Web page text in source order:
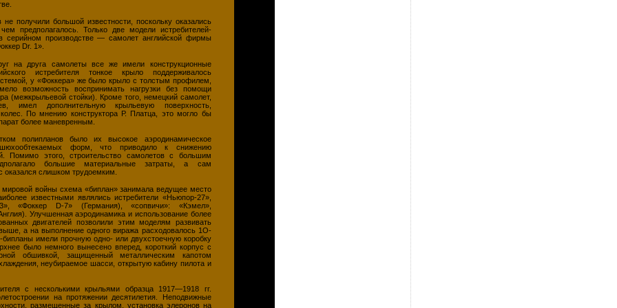
не получили большой известности, поскольку оказались
предполагалось. Только две модели истребителей-
серийном производстве — самолет английской фирмы
Dr. 1».
на друга самолеты все же имели конструкционные
истребителя тонкое крыло поддерживалось
у «Фоккера» же было крыло с толстым профилем,
возможность воспринимать нагрузки без помощи
(межкрыльевой стойки). Кроме того, немецкий самолет,
имел дополнительную крыльевую поверхность,
По мнению конструктора Р. Платца, это могло бы
более маневренным.
полипланов было их высокое аэродинамическое
шюхообтекаемых форм, что приводило к снижению
Помимо этого, строительство самолетов с большим
большие материальные затраты, а сам
оказался слишком трудоемким.
войны схема «биплан» занимала ведущее место
известными являлись истребители «Ньюпор-27»,
«Фоккер D-7» (Германия), «сопвичи»: «Кэмел»,
Улучшенная аэродинамика и использование более
двигателей позволили этим моделям развивать
а на выполнение одного виража расходовалось 1O-
бипланы имели прочную одно- или двухстоечную коробку
было немного вынесено вперед, короткий корпус с
обшивкой, защищенный металлическим капотом
неубираемое шасси, открытую кабину пилота и
с несколькими крыльями образца 1917—1918 гг.
на протяжении десятилетия. Неподвижные
размещенные за крылом, установка элеронов на